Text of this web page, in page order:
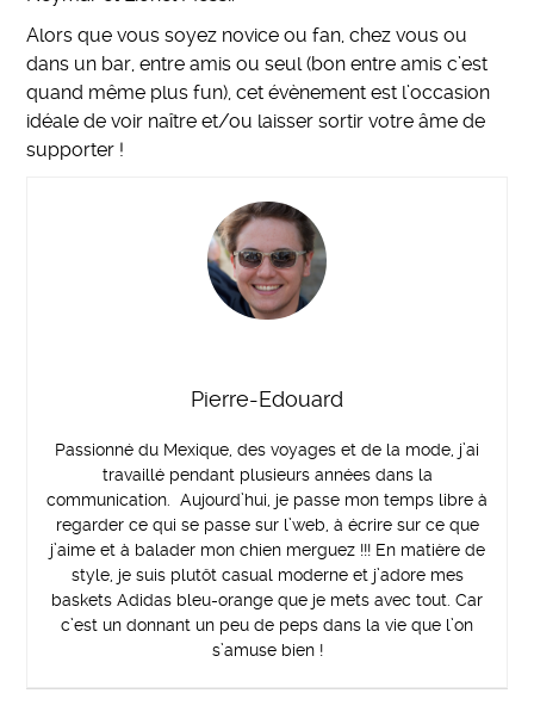
Alors que vous soyez novice ou fan, chez vous ou
dans un bar, entre amis ou seul (bon entre amis c’est
quand même plus fun), cet évènement est l’occasion
idéale de voir naître et/ou laisser sortir votre âme de
supporter !
Pierre-Edouard
Passionné du Mexique, des voyages et de la mode, j’ai
travaillé pendant plusieurs années dans la
communication. Aujourd’hui, je passe mon temps libre à
regarder ce qui se passe sur l’web, à écrire sur ce que
j’aime et à balader mon chien merguez !!! En matière de
style, je suis plutôt casual moderne et j’adore mes
baskets Adidas bleu-orange que je mets avec tout. Car
c’est un donnant un peu de peps dans la vie que l’on
s’amuse bien !